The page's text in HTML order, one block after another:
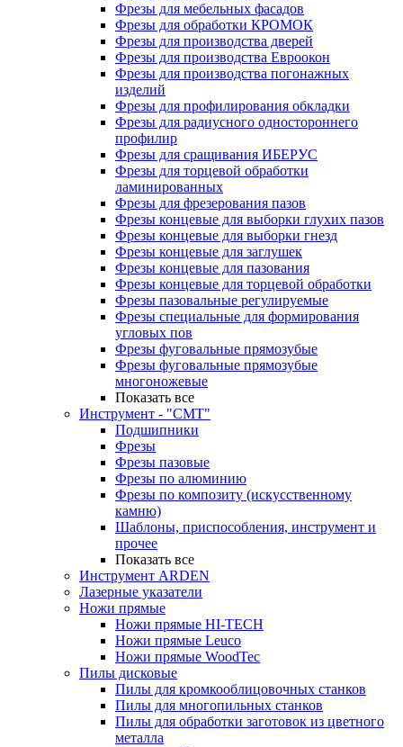
Фрезы для мебельных фасадов
Фрезы для обработки КРОМОК
Фрезы для производства дверей
Фрезы для производства Евроокон
Фрезы для производства погонажных
изделий
Фрезы для профилирования обкладки
Фрезы для радиусного одностороннего
профилир
Фрезы для сращивания ИБЕРУС
Фрезы для торцевой обработки
ламинированных
Фрезы для фрезерования пазов
Фрезы концевые для выборки глухих пазов
Фрезы концевые для выборки гнезд
Фрезы концевые для заглушек
Фрезы концевые для пазования
Фрезы концевые для торцевой обработки
Фрезы пазовальные регулируемые
Фрезы специальные для формирования
угловых пов
Фрезы фуговальные прямозубые
Фрезы фуговальные прямозубые
многоножевые
Показать все
Инструмент - "СМТ"
Подшипники
Фрезы
Фрезы пазовые
Фрезы по алюминию
Фрезы по композиту (искусственному
камню)
Шаблоны, приспособления, инструмент и
прочее
Показать все
Инструмент ARDEN
Лазерные указатели
Ножи прямые
Ножи прямые HI-TECH
Ножи прямые Leuco
Ножи прямые WoodTec
Пилы дисковые
Пилы для кромкооблицовочных станков
Пилы для многопильных станков
Пилы для обработки заготовок из цветного
металла